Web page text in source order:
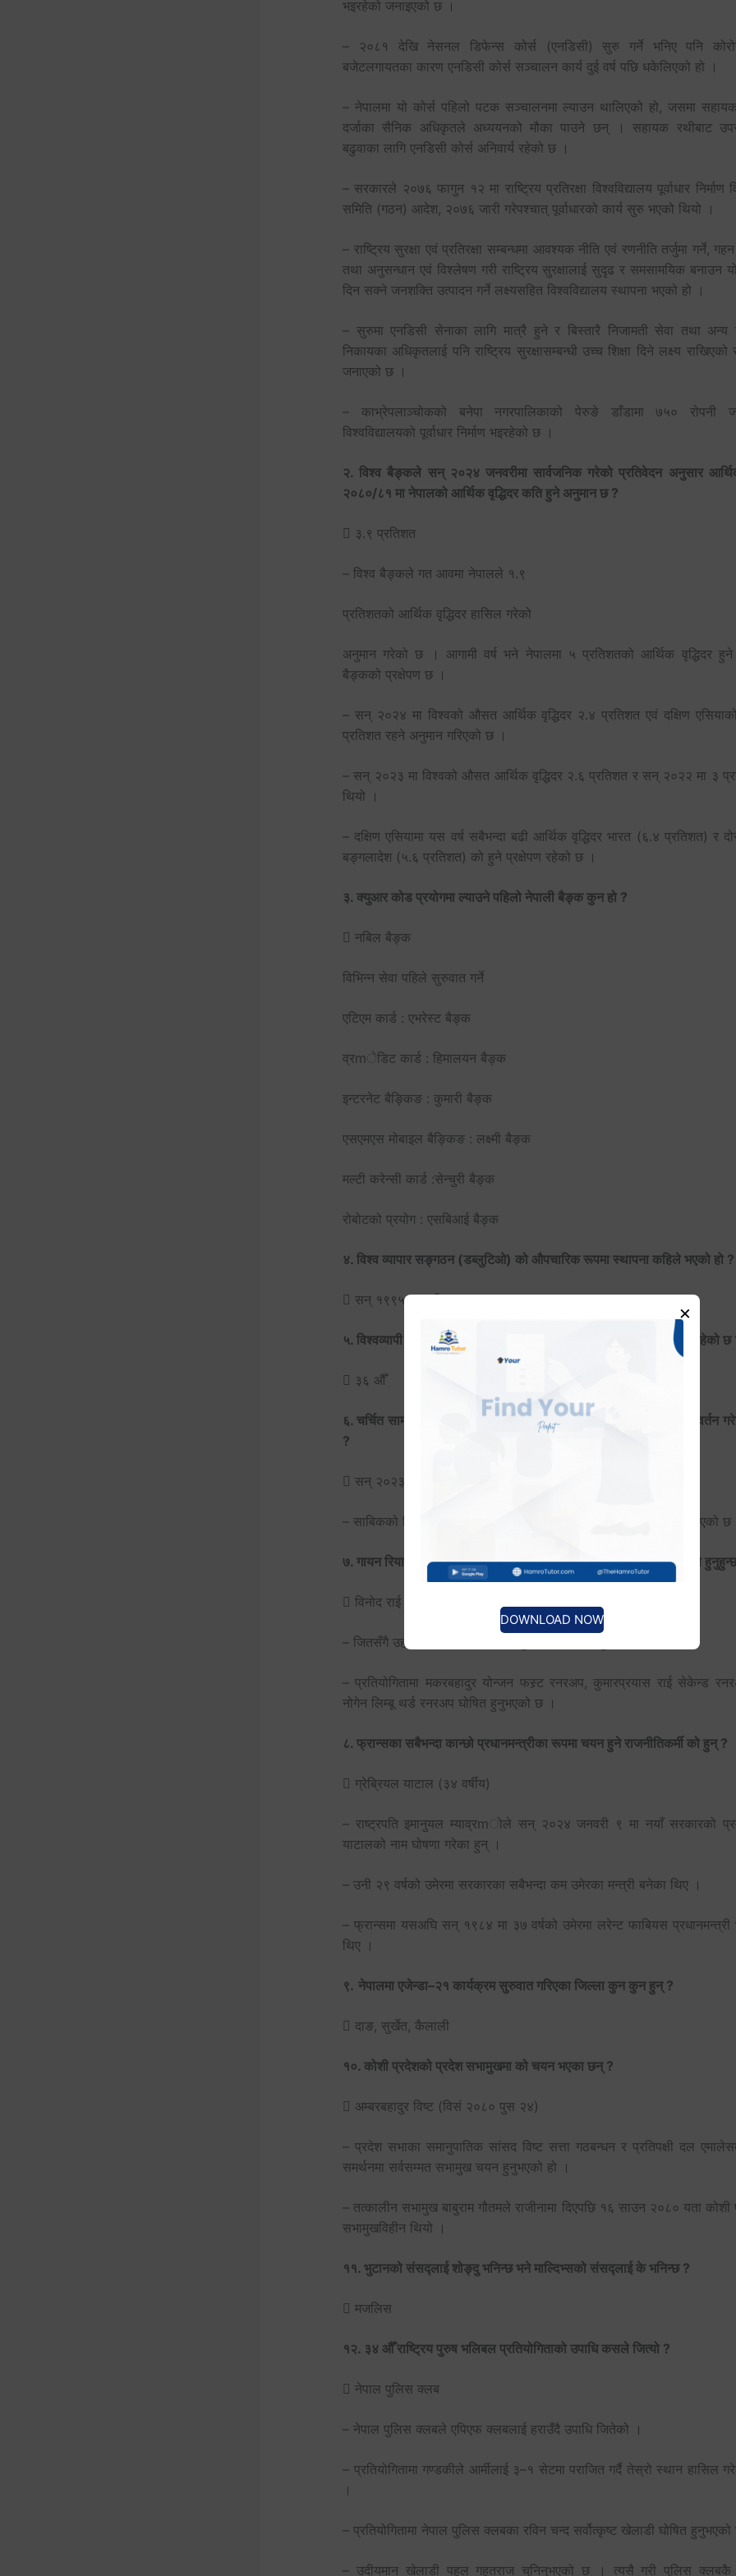
भइरहेको जनाइएको छ ।
– २०८१ देखि नेसनल डिफेन्स कोर्स (एनडिसी) सुरु गर्ने भनिए पनि
बजेटलगायतका कारण एनडिसी कोर्स सञ्चालन कार्य दुई वर्ष पछि धकेलिएको हो ।
– नेपालमा यो कोर्स पहिलो पटक सञ्चालनमा ल्याउन थालिएको हो, जसमा
दर्जाका सैनिक अधिकृतले अध्ययनको मौका पाउने छन् । सहायक रथीबाट
बढुवाका लागि एनडिसी कोर्स अनिवार्य रहेको छ ।
– सरकारले २०७६ फागुन १२ मा राष्ट्रिय प्रतिरक्षा विश्वविद्यालय पूर्वाधार निर्माण
समिति (गठन) आदेश, २०७६ जारी गरेपश्चात् पूर्वाधारको कार्य सुरु भएको थियो ।
– राष्ट्रिय सुरक्षा एवं प्रतिरक्षा सम्बन्धमा आवश्यक नीति एवं रणनीति तर्जुमा गर्ने,
तथा अनुसन्धान एवं विश्लेषण गरी राष्ट्रिय सुरक्षालाई सुदृढ र समसामयिक बनाउन
दिन सक्ने जनशक्ति उत्पादन गर्ने लक्ष्यसहित विश्वविद्यालय स्थापना भएको हो ।
– सुरुमा एनडिसी सेनाका लागि मात्रै हुने र बिस्तारै निजामती सेवा तथा अन्य
निकायका अधिकृतलाई पनि राष्ट्रिय सुरक्षासम्बन्धी उच्च शिक्षा दिने लक्ष्य राखिएको
जनाएको छ ।
– काभ्रेपलाञ्चोकको बनेपा नगरपालिकाको पेरुङे डाँडामा ७५० रोपनी
विश्वविद्यालयको पूर्वाधार निर्माण भइरहेको छ ।
२. विश्व बैङ्कले सन् २०२४ जनवरीमा सार्वजनिक गरेको प्रतिवेदन अनुसार
२०८०/८१ मा नेपालको आर्थिक वृद्धिदर कति हुने अनुमान छ ?
 ३.९ प्रतिशत
– विश्व बैङ्कले गत आवमा नेपालले १.९
प्रतिशतको आर्थिक वृद्धिदर हासिल गरेको
अनुमान गरेको छ । आगामी वर्ष भने नेपालमा ५ प्रतिशतको आर्थिक वृद्धिदर हुने
बैङ्कको प्रक्षेपण छ ।
– सन् २०२४ मा विश्वको औसत आर्थिक वृद्धिदर २.४ प्रतिशत एवं दक्षिण
प्रतिशत रहने अनुमान गरिएको छ ।
– सन् २०२३ मा विश्वको औसत आर्थिक वृद्धिदर २.६ प्रतिशत र सन् २०२२ मा ३
थियो ।
– दक्षिण एसियामा यस वर्ष सबैभन्दा बढी आर्थिक वृद्धिदर भारत (६.४ प्रतिशत) र
बङ्गलादेश (५.६ प्रतिशत) को हुने प्रक्षेपण रहेको छ ।
३. क्युआर कोड प्रयोगमा ल्याउने पहिलो नेपाली बैङ्क कुन हो ?
 नबिल बैङ्क
विभिन्न सेवा पहिले सुरुवात गर्ने
एटिएम कार्ड : एभरेस्ट बैङ्क
व्रmेडिट कार्ड : हिमालयन बैङ्क
इन्टरनेट बैङ्किङ : कुमारी बैङ्क
एसएमएस मोबाइल बैङ्किङ : लक्ष्मी बैङ्क
मल्टी करेन्सी कार्ड :सेन्चुरी बैङ्क
रोबोटको प्रयोग : एसबिआई बैङ्क
४. विश्व व्यापार सङ्गठन (डब्लुटिओ) को औपचारिक रूपमा स्थापना कहिले भएको हो ?
 सन् १९९५ जनवरी १
५. विश्वव्यापी आतङ्कवाद सूचकाङ्क २०२३ अनुसार नेपाल कति औँ स्थानमा रहेको छ
 ३६ औँ
६. चर्चित सामाजिक सञ्जाल नेटवर्क ट्विटर (एक्स) ले आफ्नो लोगो कहिले परिवर्तन
?
 सन् २०२३ जुलाई
– साबिकको निलो चरालाई प्रतिस्थापन गरी अङ्ग्रेजी अक्षर ‘एक्स’ कायम गरिएको छ
७. गायन रियालिटी सो भ्वाइस अफ नेपाल सिजन–५ को उपाधि जित्ने प्रतिभा को
 विनोद राई (२०८० पुस)
– जितसँगै उहाँले २० लाख नगदसहित पुरस्कार प्राप्त गर्नुभएको छ ।
– प्रतियोगितामा मकरबहादुर योन्जन फस्र्ट रनरअप, कुमारप्रयास राई सेकेन्ड
नोगेन लिम्बू थर्ड रनरअप घोषित हुनुभएको छ ।
८. फ्रान्सका सबैभन्दा कान्छो प्रधानमन्त्रीका रूपमा चयन हुने राजनीतिकर्मी को हुन् ?
 ग्रेब्रियल याटाल (३४ वर्षीय)
– राष्ट्रपति इमानुयल म्याव्रmोले सन् २०२४ जनवरी ९ मा नयाँ सरकारको
याटालको नाम घोषणा गरेका हुन् ।
– उनी २९ वर्षको उमेरमा सरकारका सबैभन्दा कम उमेरका मन्त्री बनेका थिए ।
– फ्रान्समा यसअघि सन् १९८४ मा ३७ वर्षको उमेरमा लरेन्ट फाबियस प्रधानमन्त्री
थिए ।
९. नेपालमा एजेन्डा–२१ कार्यक्रम सुरुवात गरिएका जिल्ला कुन कुन हुन् ?
 दाङ, सुर्खेत, कैलाली
१०. कोशी प्रदेशको प्रदेश सभामुखमा को चयन भएका छन् ?
 अम्बरबहादुर विष्ट (विसं २०८० पुस २४)
– प्रदेश सभाका समानुपातिक सांसद विष्ट सत्ता गठबन्धन र प्रतिपक्षी दल
समर्थनमा सर्वसम्मत सभामुख चयन हुनुभएको हो ।
– तत्कालीन सभामुख बाबुराम गौतमले राजीनामा दिएपछि १६ साउन २०८० यता कोशी
सभामुखविहीन थियो ।
११. भुटानको संसद्लाई शोङ्दु भनिन्छ भने माल्दिभ्सको संसद्लाई के भनिन्छ ?
 मजलिस
१२. ३४ औँ राष्ट्रिय पुरुष भलिबल प्रतियोगिताको उपाधि कसले जित्यो ?
 नेपाल पुलिस क्लब
– नेपाल पुलिस क्लबले एपिएफ क्लबलाई हराउँदै उपाधि जितेको ।
– प्रतियोगितामा गण्डकीले आर्मीलाई ३–१ सेटमा पराजित गर्दै तेस्रो स्थान हासिल
।
– प्रतियोगितामा नेपाल पुलिस क्लबका रविन चन्द सर्वोत्कृष्ट खेलाडी घोषित
– उदीयमान खेलाडी पहल गहतराज चुनिनुभएको छ । त्यसै गरी पुलिस क्लबकै
×
DOWNLOAD NOW